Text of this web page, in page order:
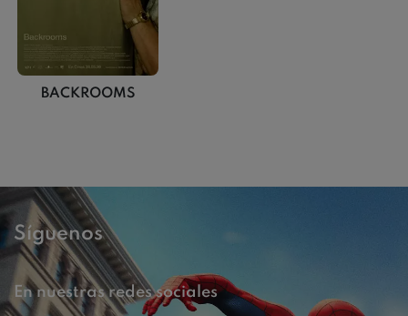
BACKROOMS
Síguenos
En nuestras redes sociales